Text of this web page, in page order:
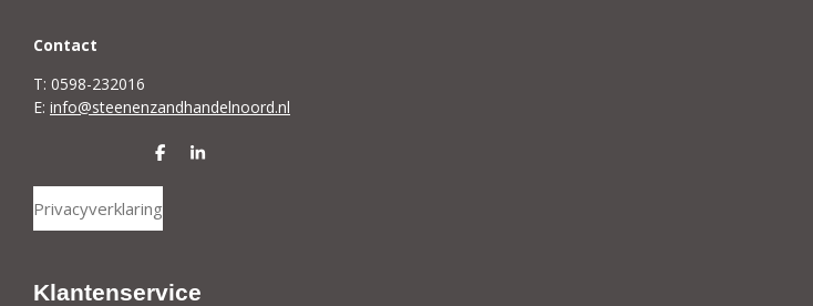
Contact
T: 0598-232016
E: info@steenenzandhandelnoord.nl
D
l
e
n
S
Privacyverklaring
Klantenservice